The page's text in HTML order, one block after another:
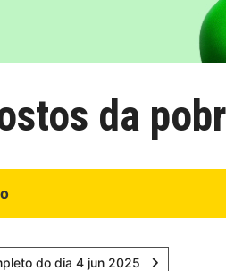
da
do dia 4 jun 2025